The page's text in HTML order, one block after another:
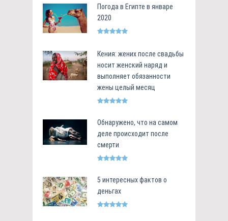
Погода в Египте в январе
2020
Кения: жених после свадьбы
носит женский наряд и
выполняет обязанности
жены целый месяц
Обнаружено, что на самом
деле происходит после
смерти
5 интересных фактов о
деньгах